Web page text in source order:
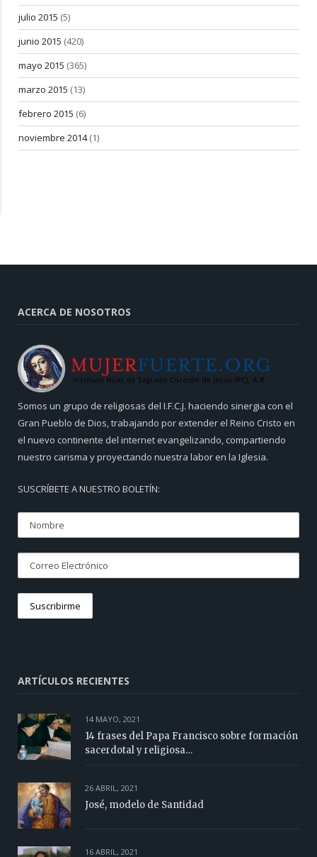
julio 2015 (5)
junio 2015 (420)
mayo 2015 (365)
marzo 2015 (13)
febrero 2015 (6)
noviembre 2014(1)
ACERCA DE NOSOTROS
Somos un grupo de religiosas del I.F.C.J. haciendo sinergia con el
Gran Pueblo de Dios, trabajando por extender el Reino Cristo en
el nuevo continente del internet evangelizando, compartiendo
nuestro carisma y proyectando nuestra labor en la Iglesia.
SUSCRÍBETE A NUESTRO BOLETÍN:
ARTÍCULOS RECIENTES
14 MAYO, 2021
14 frases del Papa Francisco sobre formación
sacerdotal y religiosa…
26 ABRIL, 2021
José, modelo de Santidad
16 ABRIL, 2021